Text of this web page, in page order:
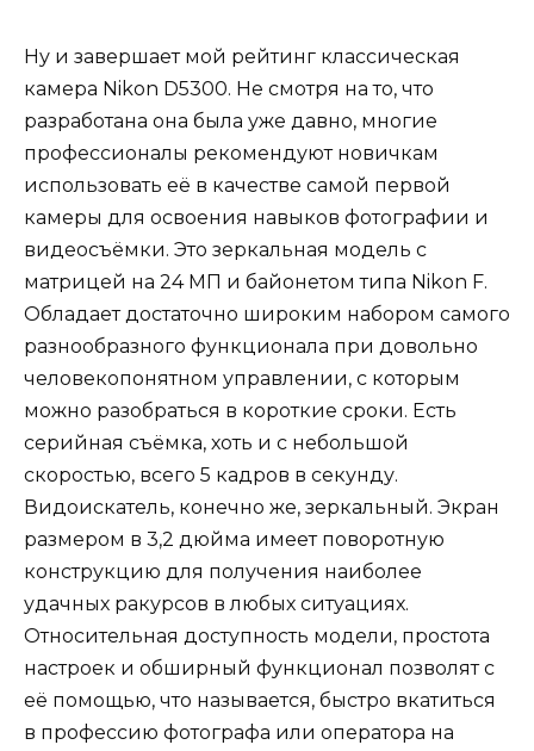
Ну и завершает мой рейтинг классическая
камера Nikon D5300. Не смотря на то, что
разработана она была уже давно, многие
профессионалы рекомендуют новичкам
использовать её в качестве самой первой
камеры для освоения навыков фотографии и
видеосъёмки. Это зеркальная модель с
матрицей на 24 МП и байонетом типа Nikon F.
Обладает достаточно широким набором самого
разнообразного функционала при довольно
человекопонятном управлении, с которым
можно разобраться в короткие сроки. Есть
серийная съёмка, хоть и с небольшой
скоростью, всего 5 кадров в секунду.
Видоискатель, конечно же, зеркальный. Экран
размером в 3,2 дюйма имеет поворотную
конструкцию для получения наиболее
удачных ракурсов в любых ситуациях.
Относительная доступность модели, простота
настроек и обширный функционал позволят с
её помощью, что называется, быстро вкатиться
в профессию фотографа или оператора на